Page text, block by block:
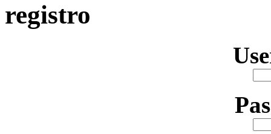
registro